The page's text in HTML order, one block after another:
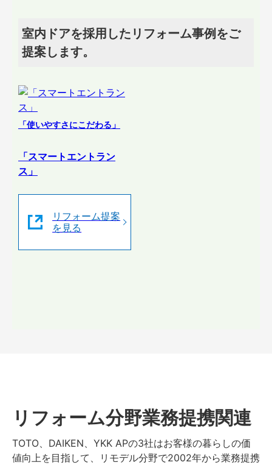
室内ドアを採用したリフォーム事例をご
提案します。
「使いやすさにこだわる」
「スマートエントラン
ス」
リフォーム提案
を見る
リフォーム分野業務提携関連
TOTO、DAIKEN、YKK APの3社はお客様の暮らしの価
値向上を目指して、リモデル分野で2002年から業務提携